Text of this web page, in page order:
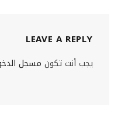
LEAVE A REPLY
يجب أنت تكون مسجل